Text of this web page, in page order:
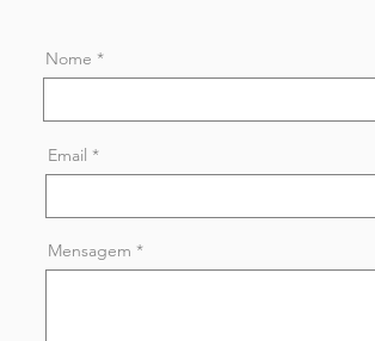
Nome
Email
Mensagem